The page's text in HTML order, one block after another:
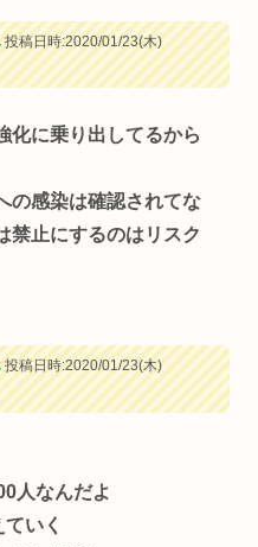
投稿日時:2020/01/23(木)
化に乗り出してるから
の感染は確認されてな
禁止にするのはリスク
投稿日時:2020/01/23(木)
人なんだよ
いく